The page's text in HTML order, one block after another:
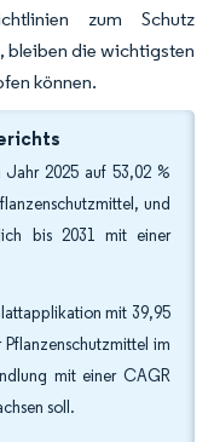
zum Schutz
bleiben die wichtigsten
können.
Jahr 2025 auf 53,02 %
und
bis 2031 mit einer
mit 39,95
im
mit einer CAGR
soll.